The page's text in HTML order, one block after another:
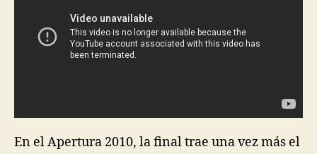
En el Apertura 2010, la final trae una vez más el